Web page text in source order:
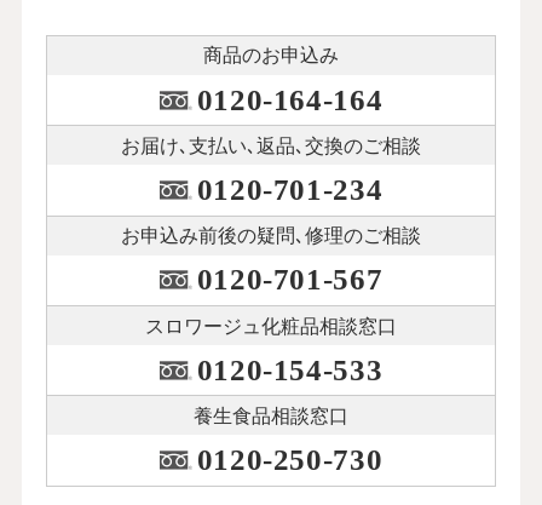
商品のお申込み
0120-164-164
お届け､支払い､ 返品､交換のご相談
0120-701-234
お申込み前後の疑問､修理のご相談
0120-701-567
スロワージュ化粧品相談窓口
0120-154-533
養生食品相談窓口
0120-250-730